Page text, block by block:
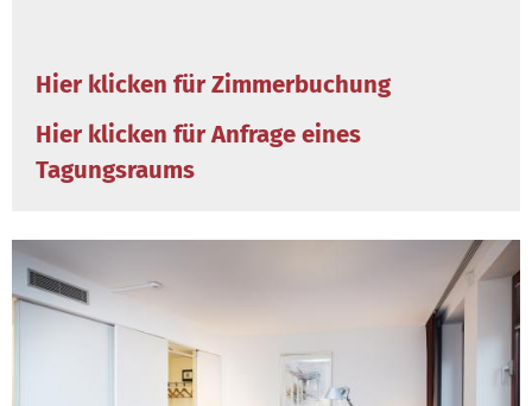
Hier klicken für Zimmerbuchung
Hier klicken für Anfrage eines
Tagungsraums